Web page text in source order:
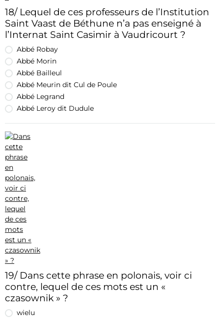
18/ Lequel de ces professeurs de l’Institution
Saint Vaast de Béthune n’a pas enseigné à
l’Internat Saint Casimir à Vaudricourt ?
Abbé Robay
Abbé Morin
Abbé Bailleul
Abbé Meurin dit Cul de Poule
Abbé Legrand
Abbé Leroy dit Dudule
19/ Dans cette phrase en polonais, voir ci
contre, lequel de ces mots est un «
czasownik » ?
wielu